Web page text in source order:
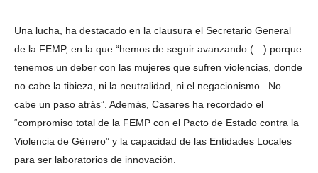
Una lucha, ha destacado en la clausura el Secretario General
de la FEMP, en la que “hemos de seguir avanzando (…) porque
tenemos un deber con las mujeres que sufren violencias, donde
no cabe la tibieza, ni la neutralidad, ni el negacionismo . No
cabe un paso atrás”. Además, Casares ha recordado el
“compromiso total de la FEMP con el Pacto de Estado contra la
Violencia de Género” y la capacidad de las Entidades Locales
para ser laboratorios de innovación.